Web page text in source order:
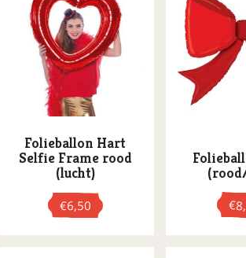
Folieballon Hart
Selfie Frame rood
(lucht)
€6,50 €